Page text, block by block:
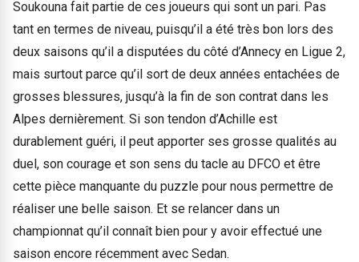
Soukouna fait partie de ces joueurs qui sont un pari. Pas
tant en termes de niveau, puisqu’il a été très bon lors des
deux saisons qu’il a disputées du côté d’Annecy en Ligue 2,
mais surtout parce qu’il sort de deux années entachées de
grosses blessures, jusqu’à la fin de son contrat dans les
Alpes dernièrement. Si son tendon d’Achille est
durablement guéri, il peut apporter ses grosse qualités au
duel, son courage et son sens du tacle au DFCO et être
cette pièce manquante du puzzle pour nous permettre de
réaliser une belle saison. Et se relancer dans un
championnat qu’il connaît bien pour y avoir effectué une
saison encore récemment avec Sedan.